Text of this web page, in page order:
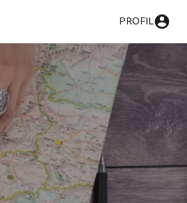
PROFIL